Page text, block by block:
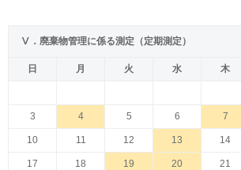
Ⅴ．廃棄物管理に係る測定（定期測定）
日 月 火 水 木
3 4 5 6 7
10 11 12 13 14
17 18 19 20 21